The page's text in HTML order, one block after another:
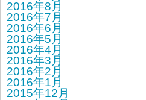
2016年8月
2016年7月
2016年6月
2016年5月
2016年4月
2016年3月
2016年2月
2016年1月
2015年12月